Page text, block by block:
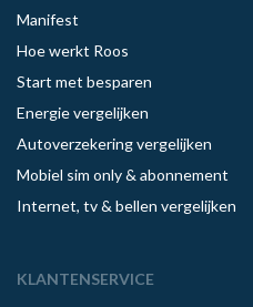
Manifest
Hoe werkt Roos
Start met besparen
Energie vergelijken
Autoverzekering vergelijken
Mobiel sim only & abonnement
Internet, tv & bellen vergelijken
KLANTENSERVICE